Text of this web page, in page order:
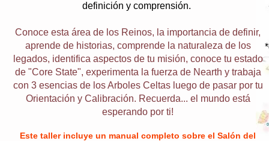
definición y comprensión.
Conoce esta área de los Reinos, la importancia de definir,
aprende de historias, comprende la naturaleza de los
legados, identifica aspectos de tu misión, conoce tu estado
de "Core State", experimenta la fuerza de Nearth y trabaja
con 3 esencias de los Arboles Celtas luego de pasar por tu
Orientación y Calibración. Recuerda... el mundo está
esperando por ti!
Este taller incluye un manual completo sobre el Salón del